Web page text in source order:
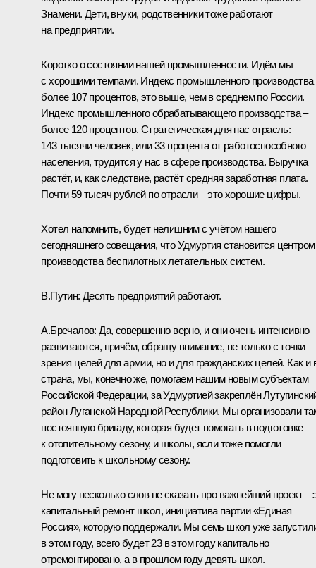
Знамени. Дети, внуки, родственники тоже работают
на предприятии.
Коротко о состоянии нашей промышленности. Идём мы
с хорошими темпами. Индекс промышленного производства
более 107 процентов, это выше, чем в среднем по России.
Индекс промышленного обрабатывающего производства –
более 120 процентов. Стратегическая для нас отрасль:
143 тысячи человек, или 33 процента от работоспособного
населения, трудится у нас в сфере производства. Выручка
растёт, и, как следствие, растёт средняя заработная плата.
Почти 59 тысяч рублей по отрасли – это хорошие цифры.
Хотел напомнить, будет нелишним с учётом нашего
сегодняшнегосовещания, что Удмуртия становится центром
производства беспилотных летательных систем.
В.Путин: Десять предприятий работают.
А.Бречалов:Да, совершенно верно, и они очень интенсивно
развиваются, причём, обращу внимание, не только с точки
зрения целей для армии, но и для гражданских целей. Как и
страна, мы, конечно же, помогаем нашим новым субъектам
Российской Федерации, за Удмуртией закреплён
район Луганской Народной Республики. Мы организовали
постоянную бригаду, которая будет помогать в подготовке
к отопительному сезону, и школы, ясли тоже помогли
подготовить к школьному сезону.
Не могу несколько слов не сказать про важнейший проект –
капитальный ремонт школ, инициатива партии «Единая
Россия», которую поддержали. Мы семь школ уже
в этом году, всего будет 23 в этом году капитально
отремонтировано, а в прошлом году девять школ.